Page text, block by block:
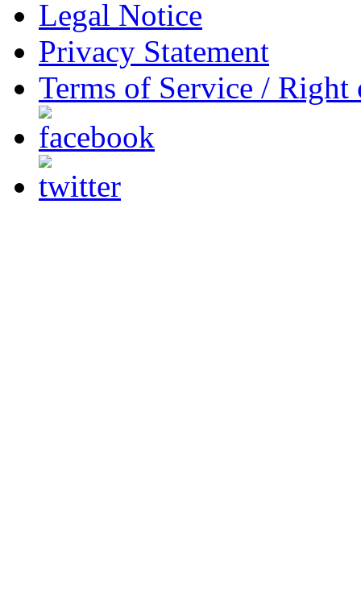
Legal Notice
Privacy Statement
Terms of Service / Right